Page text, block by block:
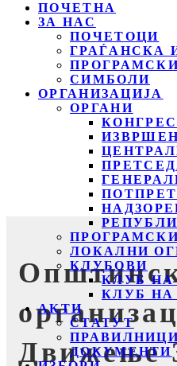
ПОЧЕТНА
ЗА НАС
ПОЧЕТОЦИ
ГРАЃАНСКА
СИМБОЛИ
ОРГАНИЗАЦИЈА
ОРГАНИ
КОНГРЕС
ЛОКАЛНИ
КЛУБОВИ
КЛУБ
КЛУБ
АКТИ
СТАТУТ
ДОКУМЕНТИ
Движење